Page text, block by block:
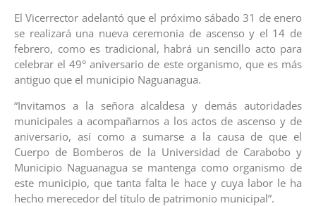
El Vicerrector adelantó que el próximo sábado 31 de enero
se realizará una nueva ceremonia de ascenso y el 14 de
febrero, como es tradicional, habrá un sencillo acto para
celebrar el 49° aniversario de este organismo, que es más
antiguo que el municipio Naguanagua.
“Invitamos a la señora alcaldesa y demás autoridades
municipales a acompañarnos a los actos de ascenso y de
aniversario, así como a sumarse a la causa de que el
Cuerpo de Bomberos de la Universidad de Carabobo y
Municipio Naguanagua se mantenga como organismo de
este municipio, que tanta falta le hace y cuya labor le ha
hecho merecedor del título de patrimonio municipal”.